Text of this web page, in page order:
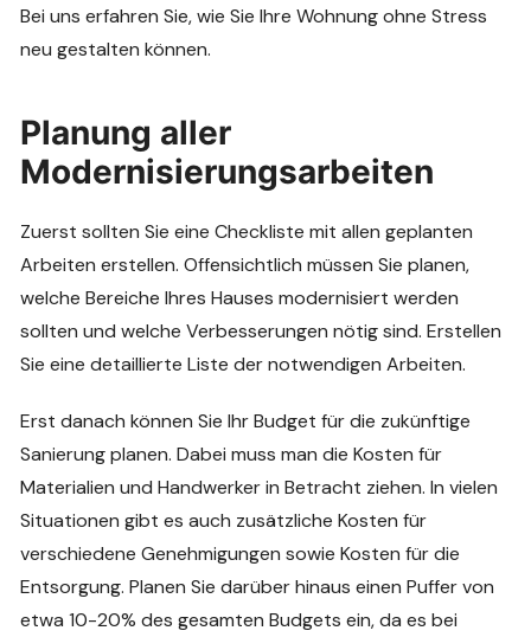
Bei uns erfahren Sie, wie Sie Ihre Wohnung ohne Stress
neu gestalten können.
Planung aller
Modernisierungsarbeiten
Zuerst sollten Sie eine Checkliste mit allen geplanten
Arbeiten erstellen. Offensichtlich müssen Sie planen,
welche Bereiche Ihres Hauses modernisiert werden
sollten und welche Verbesserungen nötig sind. Erstellen
Sie eine detaillierte Liste der notwendigen Arbeiten.
Erst danach können Sie Ihr Budget für die zukünftige
Sanierung planen. Dabei muss man die Kosten für
Materialien und Handwerker in Betracht ziehen. In vielen
Situationen gibt es auch zusätzliche Kosten für
verschiedene Genehmigungen sowie Kosten für die
Entsorgung. Planen Sie darüber hinaus einen Puffer von
etwa 10-20% des gesamten Budgets ein, da es bei